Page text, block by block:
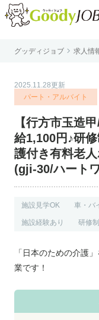
お電話でのお問い
0800-555-
グッディジョブ  求人情
2025.11.28更新
パート・アルバイト
【行方市玉造
給1,100円♪研
護付き有料老
(gji-30/ハート
施設見学OK 車・バ
施設経験あり 研修
「日本のための介護
業です！